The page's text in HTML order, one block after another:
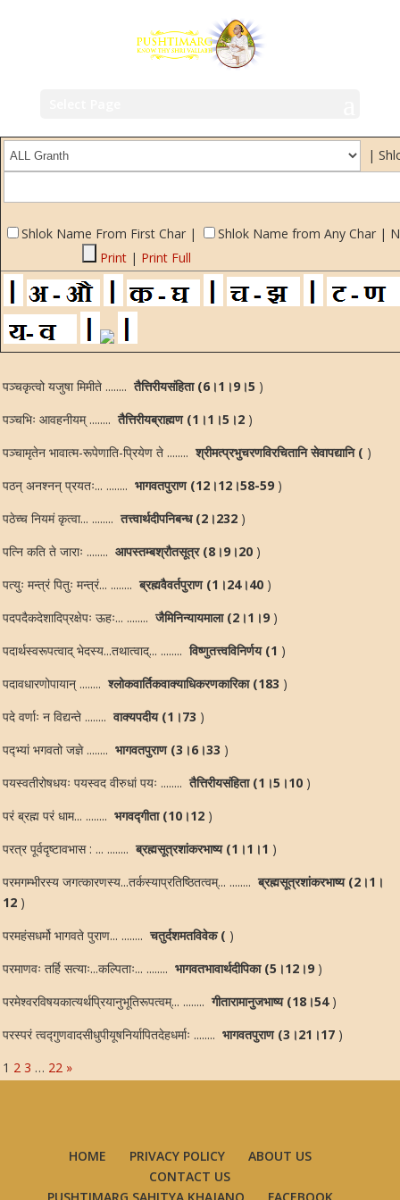
|
Shlok Name From First Char |
Shlok Name from Any Char |
Print | Print Full
पञ्चकृत्वो यजुषा मिमीते ........तैत्तिरीयसंहिता (6।1।9।5 )
पञ्चभिः आवहनीयम् ........तैत्तिरीयब्राह्मण (1।1।5।2 )
पञ्चामृतेन भावात्म-रूपेणाति-प्रियेण ते ........श्रीमत्प्रभुचरणविरचितानि सेवापद्यानि ( )
पठन् अनश्नन् प्रयतः... ........ भागवतपुराण (12।12।58-59 )
पठेच्च नियमं कृत्वा... ........तत्त्वार्थदीपनिबन्ध (2।232 )
पत्नि कति ते जाराः ........ आपस्तम्बश्रौतसूत्र (8।9।20 )
पत्युः मन्त्रं पितुः मन्त्रं... ........ब्रह्मवैवर्तपुराण (1।24।40 )
पदपदैकदेशादिप्रक्षेपः ऊहः... ........जैमिनिन्यायमाला (2।1।9 )
पदार्थस्वरूपत्वाद् भेदस्य...तथात्वाद्... ........विष्णुतत्त्वविनिर्णय (1 )
पदावधारणोपायान् ........श्लोकवार्तिकवाक्याधिकरणकारिका (183 )
पदे वर्णाः न विद्यन्ते ........वाक्यपदीय (1।73 )
पद्भ्यां भगवतो जज्ञे ........ भागवतपुराण (3।6।33 )
पयस्वतीरोषधयः पयस्वद वीरुधां पयः ........तैत्तिरीयसंहिता (1।5।10 )
परं ब्रह्म परं धाम... ........ भगवद्गीता (10।12 )
परत्र पूर्वदृष्टावभास : ... ........ब्रह्मसूत्रशांकरभाष्य (1।1।1 )
परमगम्भीरस्य जगत्कारणस्य...तर्कस्याप्रतिष्ठितत्वम्... ........ब्रह्मसूत्रशांकरभाष्य (2।1।
12 )
परमहंसधर्मो भागवते पुराण... ........चतुर्दशमतविवेक ( )
परमाणवः तर्हि सत्याः...कल्पिताः... ........ भागवतभावार्थदीपिका (5।12।9 )
परमेश्वरविषयकात्यर्थप्रियानुभूतिरूपत्वम्... ........गीतारामानुजभाष्य (18।54)
परस्परं त्वद्गुणवादसीधुपीयूषनिर्यापितदेहधर्माः ........ भागवतपुराण (3।21।17 )
1 2 3 … 22 »
HOME PRIVACY POLICY
ABOUT US
CONTACT US